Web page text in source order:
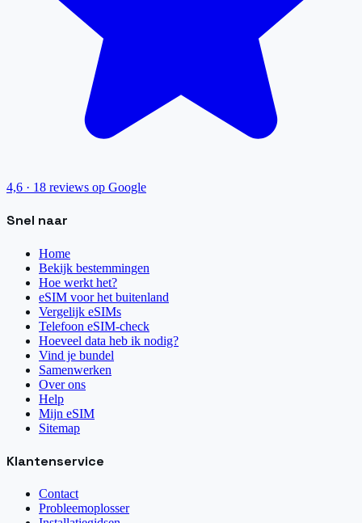
4,6 · 18 reviews op Google
Snel naar
Home
Bekijk bestemmingen
Hoe werkt het?
eSIM voor het buitenland
Vergelijk eSIMs
Telefoon eSIM-check
Hoeveel data heb ik nodig?
Vind je bundel
Samenwerken
Over ons
Help
Mijn eSIM
Sitemap
Klantenservice
Contact
Probleemoplosser